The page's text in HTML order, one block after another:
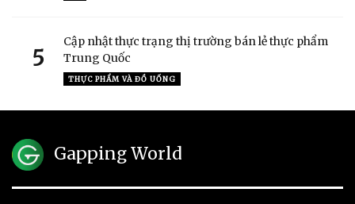
5
Cập nhật thực trạng thị trường bán lẻ thực phẩm
Trung Quốc
THỰC PHẨM VÀ ĐỒ UỐNG
Gapping World